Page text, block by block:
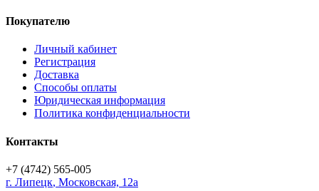
Покупателю
Личный кабинет
Регистрация
Доставка
Способы оплаты
Юридическая информация
Политика конфиденциальности
Контакты
+7 (4742) 565-005
г. Липецк, Московская, 12а